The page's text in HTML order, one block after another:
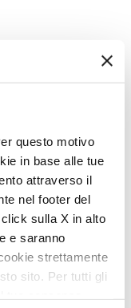
questo motivo
in base alle tue
attraverso il
nel footer del
sulla X in alto
e saranno
strettamente
sito. Per tutti gli
al 100%
open_in_new